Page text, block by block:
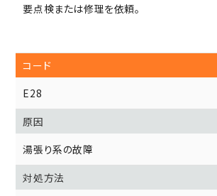
要点検または修理を依頼。
E28
湯張り系の故障